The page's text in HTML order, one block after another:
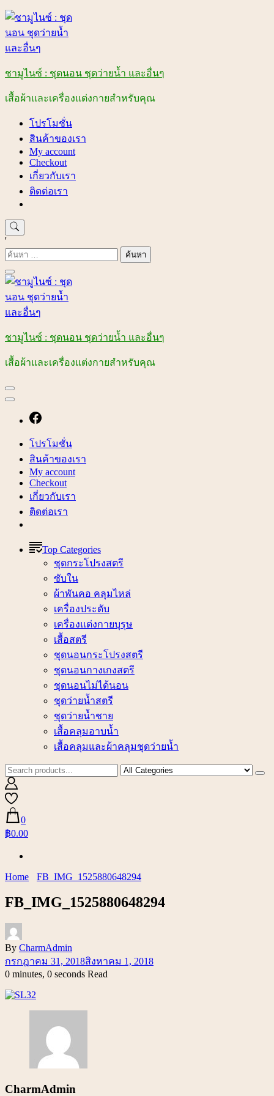
Skip
content
ชามูไนซ์ : ชุดนอน ชุดว่ายน้ำ และอื่นๆ
เสื้อผ้าและเครื่องแต่งกายสำหรับคุณ
โปรโมชั่น
สินค้าของเรา
My account
Checkout
เกี่ยวกับเรา
ติดต่อเรา
'
ค้นหา
สำหรับ:
ชามูไนซ์ : ชุดนอน ชุดว่ายน้ำ และอื่นๆ
เสื้อผ้าและเครื่องแต่งกายสำหรับคุณ
โปรโมชั่น
สินค้าของเรา
My account
Checkout
เกี่ยวกับเรา
ติดต่อเรา
Top Categories
ชุดกระโปรงสตรี
ซับใน
ผ้าพันคอ คลุมไหล่
เครื่องประดับ
เครื่องแต่งกายบุรุษ
เสื้อสตรี
ชุดนอนกระโปรงสตรี
ชุดนอนกางเกงสตรี
ชุดนอนไม่ได้นอน
ชุดว่ายน้ำสตรี
ชุดว่ายน้ำชาย
เสื้อคลุมอาบน้ำ
เสื้อคลุมและผ้าคลุมชุดว่ายน้ำ
0
฿0.00
Home FB_IMG_1525880648294
FB_IMG_1525880648294
By CharmAdmin
กรกฎาคม 31, 2018สิงหาคม 1, 2018
0 minutes, 0 seconds Read
CharmAdmin